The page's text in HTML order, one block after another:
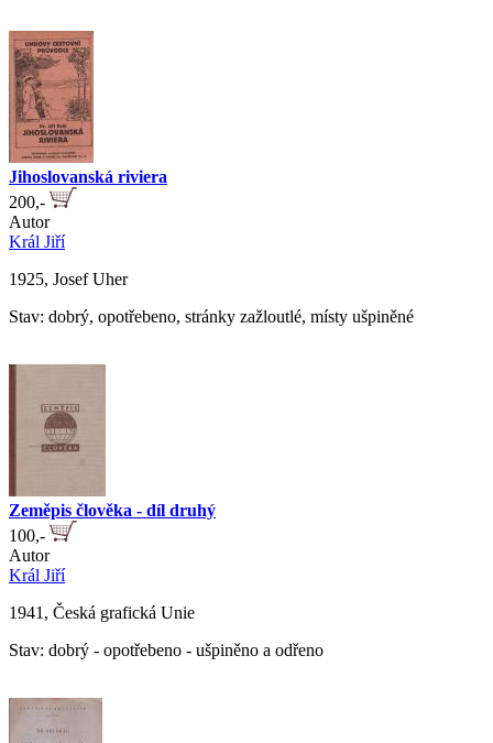
Jihoslovanská riviera
200,-
Autor
Král Jiří
1925, Josef Uher
Stav: dobrý, opotřebeno, stránky zažloutlé, místy ušpiněné
Zeměpis člověka - díl druhý
100,-
Autor
Král Jiří
1941, Česká grafická Unie
Stav: dobrý - opotřebeno - ušpiněno a odřeno